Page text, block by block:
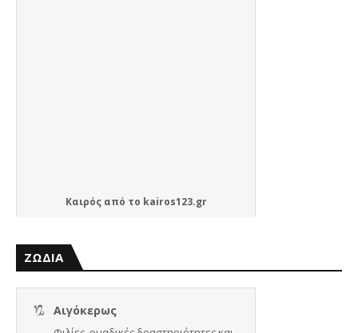
Καιρόςαπό το kairos123.gr
ΖΩΔΙΑ